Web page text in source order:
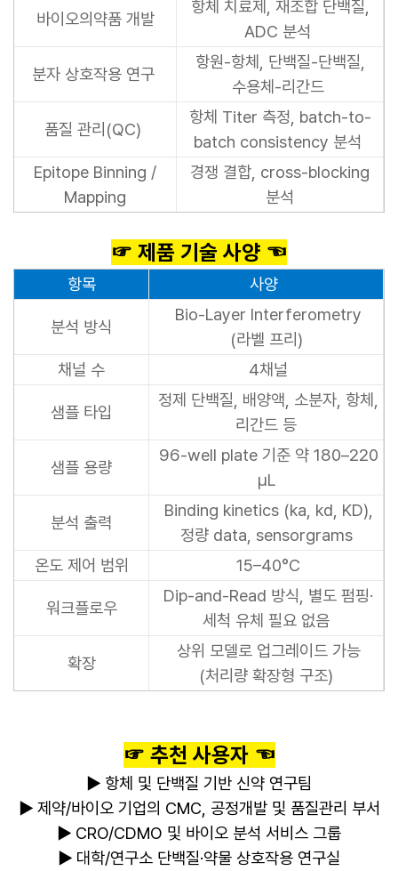
바이오의약품 개발
항체 치료제, 재조합 단백질,
ADC 분석
분자 상호작용 연구
항원-항체, 단백질-단백질,
수용체-리간드
품질 관리(QC)
항체 Titer 측정, batch-to-
batch consistency 분석
Epitope Binning /
Mapping
경쟁 결합, cross-blocking
분석
☞ 제품 기술 사양 ☜
항목 사양
분석 방식
Bio-Layer Interferometry
(라벨 프리)
채널 수
4채널
샘플 타입
정제 단백질, 배양액, 소분자, 항체,
리간드 등
샘플 용량
96-well plate 기준 약 180–220
µL
분석 출력
Binding kinetics (ka, kd, KD),
정량 data, sensorgrams
온도 제어 범위
15–40°C
워크플로우
Dip-and-Read 방식, 별도 펌핑·
세척 유체 필요 없음
확장
상위 모델로 업그레이드 가능
(처리량 확장형 구조)
☞ 추천 사용자 ☜
▶ 항체 및 단백질 기반 신약 연구팀
▶ 제약/바이오 기업의 CMC, 공정개발 및 품질관리 부서
▶ CRO/CDMO 및 바이오 분석 서비스 그룹
▶ 대학/연구소 단백질·약물 상호작용 연구실